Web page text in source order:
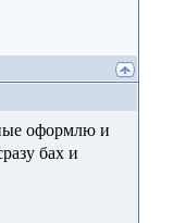
оформлю и
бах и